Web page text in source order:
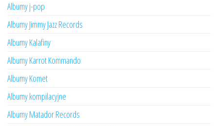
Albumy j-pop
Albumy Jimmy Jazz Records
Albumy Kalafiny
Albumy Karrot Kommando
Albumy Komet
Albumy kompilacyjne
Albumy Matador Records